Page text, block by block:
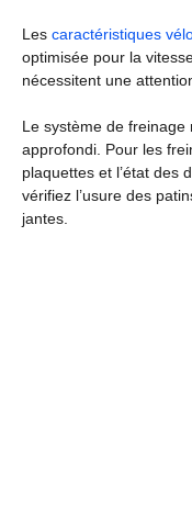
Les caractéristiques
optimisée pour la
nécessitent une
Le système de
approfondi. Pour les
plaquettes et l’état des
vérifiez l’usure des
jantes.